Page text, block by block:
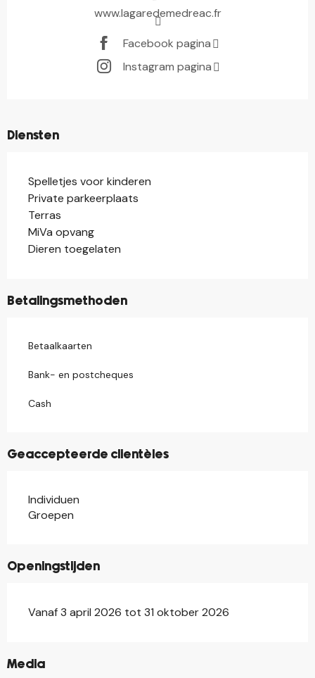
www.lagaredemedreac.fr
Facebook pagina
Instagram pagina
Diensten
Spelletjes voor kinderen
Private parkeerplaats
Terras
MiVa opvang
Dieren toegelaten
Betalingsmethoden
Betaalkaarten
Bank- en postcheques
Cash
Geaccepteerde clientèles
Individuen
Groepen
Openingstijden
Vanaf 3 april 2026 tot 31 oktober 2026
Media
©
©